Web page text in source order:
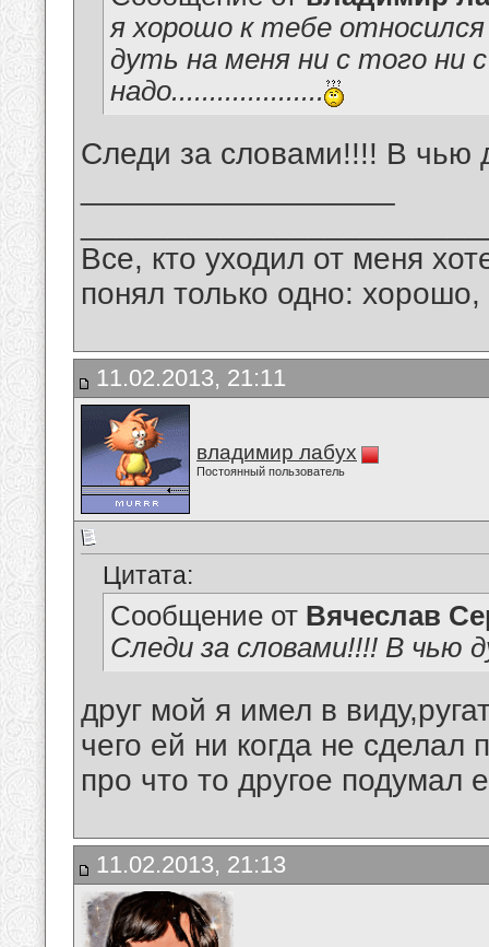
я хорошо к тебе
дуть на меня ни с того ни
надо....................
Следи за словами!!!! В чью
Все, кто уходил от меня
понял только одно:
11.02.2013, 21:11
владимир лабух
Постоянный пользователь
Цитата:
Сообщение от Вячеслав
Следи за словами!!!! В чью
друг мой я имел в
чего ей ни когда не сделал
про что то другое подумал
11.02.2013, 21:13